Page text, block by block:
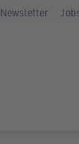
Newsletter